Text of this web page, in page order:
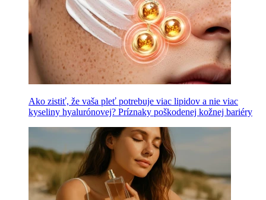
Ako zistiť, že vaša pleť potrebuje viac lipidov a nie viac
kyseliny hyalurónovej? Príznaky poškodenej kožnej bariéry